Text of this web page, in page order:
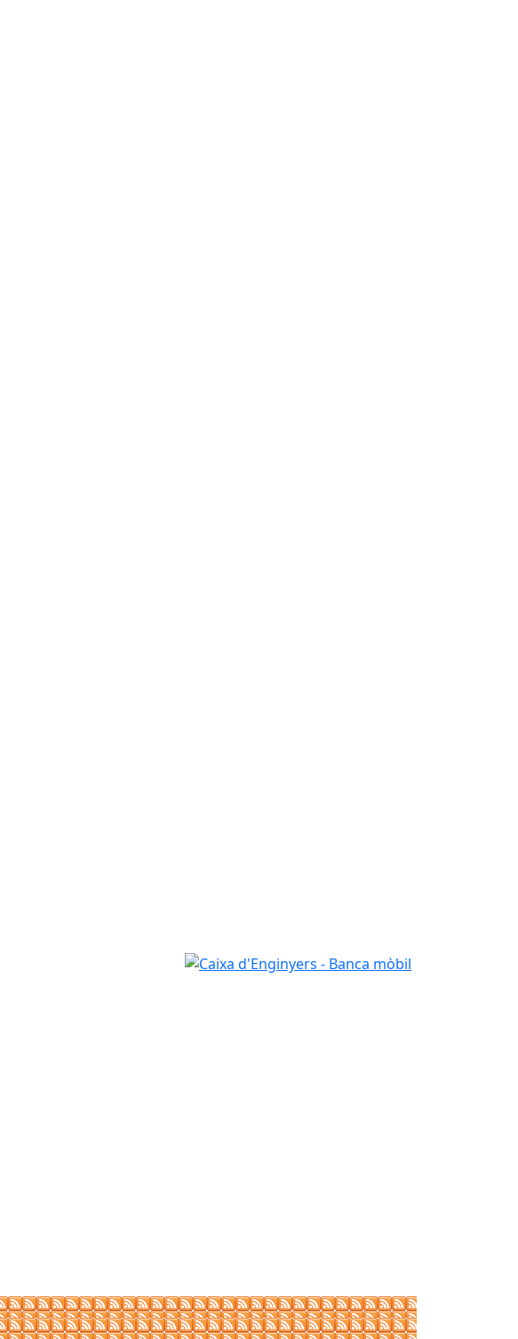
Caixa d'Enginyers - Banca mòbil